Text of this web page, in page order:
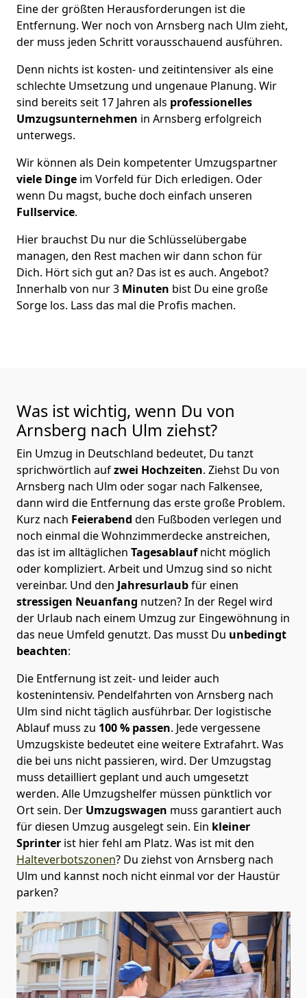
Eine der größten Herausforderungen ist die
Entfernung. Wer noch von Arnsberg nach Ulm zieht,
der muss jeden Schritt vorausschauend ausführen.
Denn nichts ist kosten- und zeitintensiver als eine
schlechte Umsetzung und ungenaue Planung. Wir
sind bereits seit 17 Jahren als professionelles
Umzugsunternehmen in Arnsberg erfolgreich
unterwegs.
Wir können als Dein kompetenter Umzugspartner
viele Dinge im Vorfeld für Dich erledigen. Oder
wenn Du magst, buche doch einfach unseren
Fullservice.
Hier brauchst Du nur die Schlüsselübergabe
managen, den Rest machen wir dann schon für
Dich. Hört sich gut an? Das ist es auch. Angebot?
Innerhalb von nur 3 Minuten bist Du eine große
Sorge los. Lass das mal die Profis machen.
Was ist wichtig, wenn Du von
Arnsberg nach Ulm ziehst?
Ein Umzug in Deutschland bedeutet, Du tanzt
sprichwörtlich aufzwei Hochzeiten. Ziehst Du von
Arnsberg nach Ulm oder sogar nach Falkensee,
dann wird die Entfernung das erste große Problem.
Kurz nach Feierabend den Fußboden verlegen und
noch einmal die Wohnzimmerdecke anstreichen,
das ist im alltäglichen Tagesablaufnicht möglich
oder kompliziert. Arbeit und Umzug sind so nicht
vereinbar. Und den Jahresurlaubfür einen
stressigen Neuanfang nutzen? In der Regel wird
der Urlaub nach einem Umzug zur Eingewöhnung in
das neue Umfeld genutzt. Das musst Du unbedingt
beachten:
Die Entfernung ist zeit- und leider auch
kostenintensiv. Pendelfahrten von Arnsberg nach
Ulm sind nicht täglich ausführbar. Der logistische
Ablauf muss zu 100 % passen. Jede vergessene
Umzugskiste bedeutet eine weitere Extrafahrt. Was
die bei uns nicht passieren, wird. Der Umzugstag
muss detailliert geplant und auch umgesetzt
werden. Alle Umzugshelfer müssen pünktlich vor
Ort sein. Der Umzugswagen muss garantiert auch
für diesen Umzug ausgelegt sein. Ein kleiner
Sprinter ist hier fehl am Platz. Was ist mit den
Halteverbotszonen? Du ziehst von Arnsberg nach
Ulm und kannst noch nicht einmal vor der Haustür
parken?